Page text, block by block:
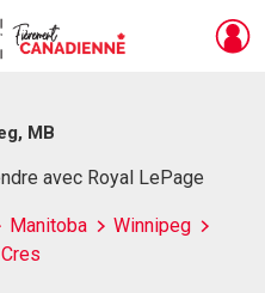
MB
avec Royal LePage
Manitoba
Winnipeg